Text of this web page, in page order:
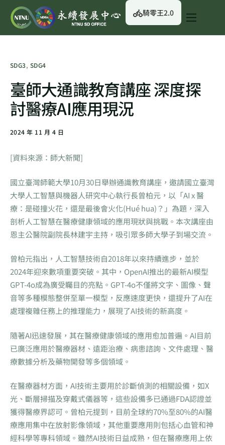
關於我們
永續資訊
校園綠生活
English
騎零王2.0
SDG3, SDG4
臺師大通識教育講座 深度探
討醫療AI應用現況
2024 年 11 月 4 日
[資料來源：師大新聞]
國立臺灣師範大學10月30日舉辦通識教育講座，邀請國立臺灣
大學人工智慧與機器人研究中心執行長曾柏元，以「AI x 醫
療：是碰撞火花，還是最後會火化(Hué hua)？」為題，深入
剖析人工智慧在醫療健康領域的應用現狀與挑戰。本次講座由
恩主公醫院副院長林建宇主持，吸引眾多師大學子到場交流。
曾柏元指出，人工智慧技術自2018年以來持續進步，並於
2024年迎來數項重要突破。其中，OpenAI推出的最新AI模型
GPT-4o成為廣受矚目的亮點。GPT-4o不僅將文字、圖像、聲
音等多種模態整併至單一模型，反應速度更快，還提升了AI在
處理複雜任務上的推理能力，展現了AI技術的新高度。
隨著AI迅速發展，其在醫療健康領域的應用愈加普遍。AI目前
已廣泛應用於醫療器材、遠距治療、病患諮詢、文件處理、醫
療數據分析及藥物開發等多個領域。
在醫療器材方面，AI技術主要用於診斷偵測的相關設備，如X
光、斷層掃描及穿戴式儀器等，這些設備多已通過FDA認證並
獲得醫療界認可。曾柏元提到，目前全球約70%至80%的AI醫
療應用集中在放射影像領域，其他重要應用則包括心血管和神
經科學等專科領域。雖然AI技術日益成熟，但在醫療應用上依